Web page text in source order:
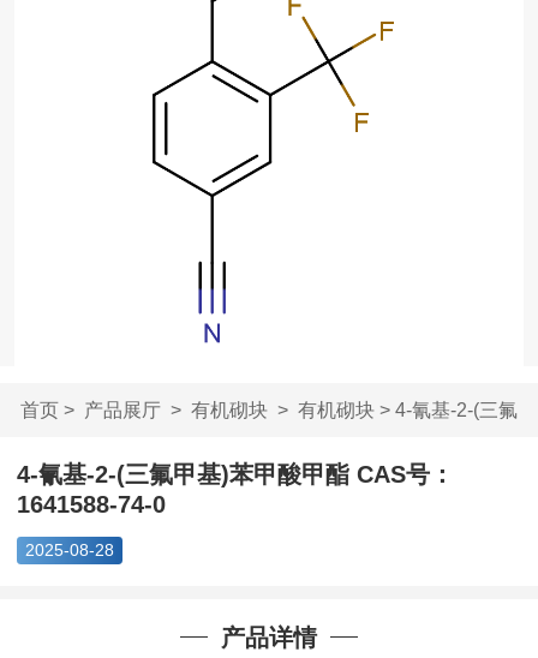
首页> 产品展厅> 有机砌块> 有机砌块> 4-氰基-2-(三氟
甲基)苯甲酸甲...
4-氰基-2-(三氟甲基)苯甲酸甲酯 CAS号：
1641588-74-0
2025-08-28
产品详情